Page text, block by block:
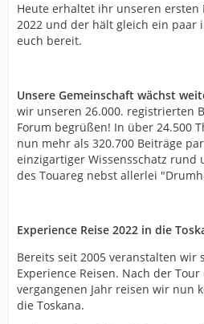
Heute erhaltet ihr unseren ersten
2022 und der hält gleich ein paar
euch bereit.
Unsere Gemeinschaft wächst
wir unseren 26.000. registrierten
Forum begrüßen! In über 24.500
nun mehr als 320.700 Beiträge
einzigartiger Wissensschatz rund
des Touareg nebst allerlei
Experience Reise 2022 in die
Bereits seit 2005 veranstalten wir
Experience Reisen. Nach der
vergangenen Jahr reisen wir nun
die Toskana.